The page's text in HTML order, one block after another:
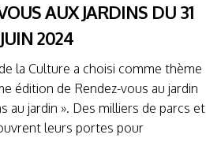
AUX JARDINS DU 31
2024
la Culture a choisi comme thème
édition de Rendez-vous au jardin
au jardin ». Des milliers de parcs et
leurs portes pour